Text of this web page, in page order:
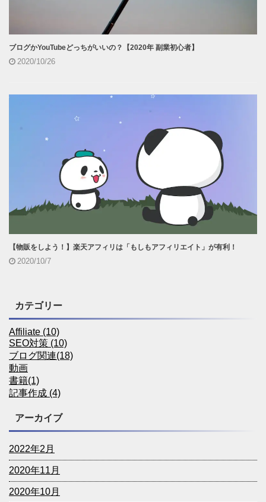
ブログかYouTubeどっちがいいの？【2020年 副業初心者】
2020/10/26
【物販をしよう！】楽天アフィリは「もしもアフィリエイト」が有利！
2020/10/7
カテゴリー
Affiliate (10)
SEO対策 (10)
ブログ関連(18)
動画
書籍(1)
記事作成 (4)
アーカイブ
2022年2月
2020年11月
2020年10月